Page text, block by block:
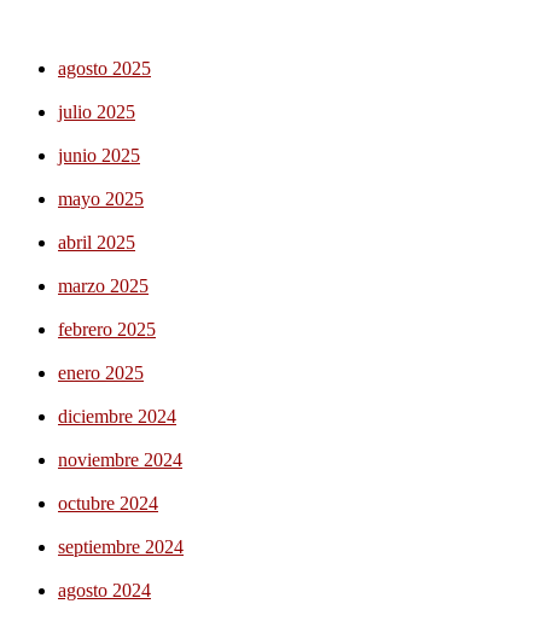
agosto 2025
julio 2025
junio 2025
mayo 2025
abril 2025
marzo 2025
febrero 2025
enero 2025
diciembre 2024
noviembre 2024
octubre 2024
septiembre 2024
agosto 2024